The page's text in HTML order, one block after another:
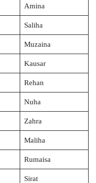
Amina
Saliha
Muzaina
Kausar
Rehan
Nuha
Zahra
Maliha
Rumaisa
Sirat